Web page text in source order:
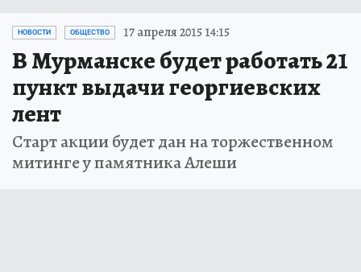
НОВОСТИ ОБЩЕСТВО 17 апреля 2015 14:15
В Мурманске будет работать 21
пункт выдачи георгиевских
лент
Старт акции будет дан на торжественном
митинге у памятника Алеши